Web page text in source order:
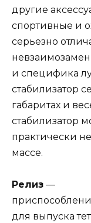
другие
спортивные и
серьезно
и специфика
стабилизатор
габаритах и
стабилизатор
практически
массе.
Релиз —
для выпуска